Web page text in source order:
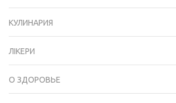
КУЛИНАРИЯ
ЛІКЕРИ
О ЗДОРОВЬЕ